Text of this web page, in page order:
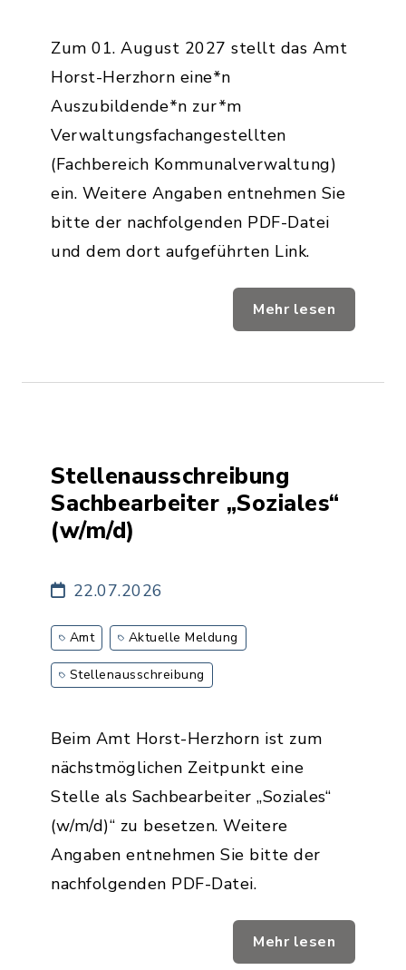
Zum 01. August 2027 stellt das Amt
Horst-Herzhorn eine*n
Auszubildende*n zur*m
Verwaltungsfachangestellten
(Fachbereich Kommunalverwaltung)
ein. Weitere Angaben entnehmen Sie
bitte der nachfolgenden PDF-Datei
und dem dort aufgeführten Link.
Mehr lesen
Stellenausschreibung
Sachbearbeiter „Soziales“
(w/m/d)
22.07.2026
Amt Aktuelle Meldung
Stellenausschreibung
Beim Amt Horst-Herzhorn ist zum
nächstmöglichen Zeitpunkt eine
Stelle als Sachbearbeiter „Soziales“
(w/m/d)“ zu besetzen. Weitere
Angaben entnehmen Sie bitte der
nachfolgenden PDF-Datei.
Mehr lesen